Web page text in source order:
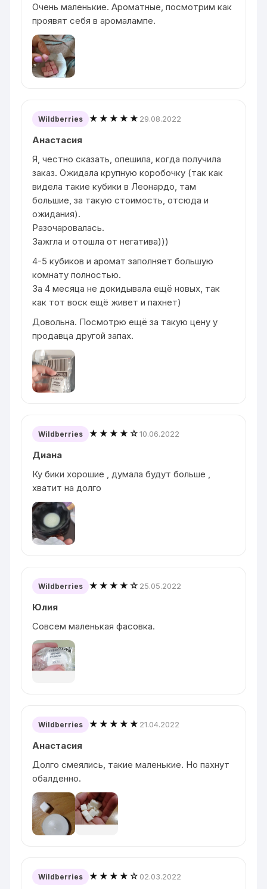
Очень маленькие. Ароматные, посмотрим как
проявят себя в аромалампе.
Wildberries ★★★★★ 29.08.2022
Анастасия
Я, честно сказать, опешила, когда получила
заказ. Ожидала крупную коробочку (так как
видела такие кубики в Леонардо, там
большие, за такую стоимость, отсюда и
ожидания).
Разочаровалась.
Зажгла и отошла от негатива)))
4-5 кубиков и аромат заполняет большую
комнату полностью.
За 4 месяца не докидывала ещё новых, так
как тот воск ещё живет и пахнет)
Довольна. Посмотрю ещё за такую цену у
продавца другой запах.
Wildberries ★★★★☆10.06.2022
Диана
Ку бики хорошие , думала будут больше ,
хватит на долго
Wildberries ★★★★☆ 25.05.2022
Юлия
Совсем маленькая фасовка.
Wildberries ★★★★★ 21.04.2022
Анастасия
Долго смеялись, такие маленькие. Но пахнут
обалденно.
Wildberries ★★★★☆ 02.03.2022